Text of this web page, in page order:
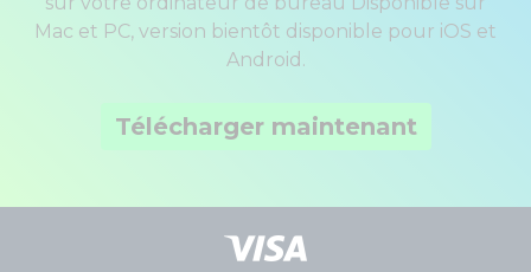
Mac et PC, version bientôt disponible pour iOS et
Android.
Télécharger maintenant